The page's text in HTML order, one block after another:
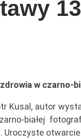
w
Kusal, autor
białej
Uroczyste